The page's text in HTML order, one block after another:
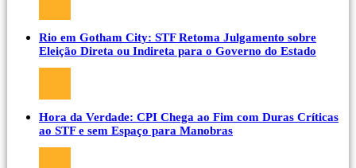
Rio em Gotham City: STF Retoma Julgamento sobre
Eleição Direta ou Indireta para o Governo do Estado
Hora da Verdade: CPI Chega ao Fim com Duras Críticas
ao STF e sem Espaço para Manobras